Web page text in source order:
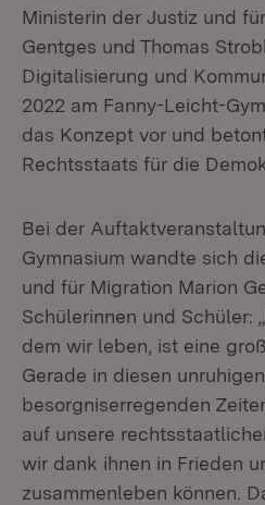
Ministerin der Justiz und
Gentges und Thomas
Digitalisierung und
2022 am Fanny-Leicht-
das Konzept vor und
Rechtsstaats für die
Bei der
Gymnasium wandte sich
und für Migration Marion
Schülerinnen und Schüler:
dem wir leben, ist eine
Gerade in diesen
besorgniserregenden
auf unsere
wir dank ihnen in Frieden
zusammenleben können.